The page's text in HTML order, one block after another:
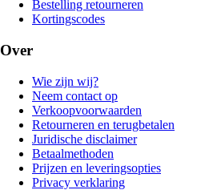
Bestelling retourneren
Kortingscodes
Over
Wie zijn wij?
Neem contact op
Verkoopvoorwaarden
Retourneren en terugbetalen
Juridische disclaimer
Betaalmethoden
Prijzen en leveringsopties
Privacy verklaring